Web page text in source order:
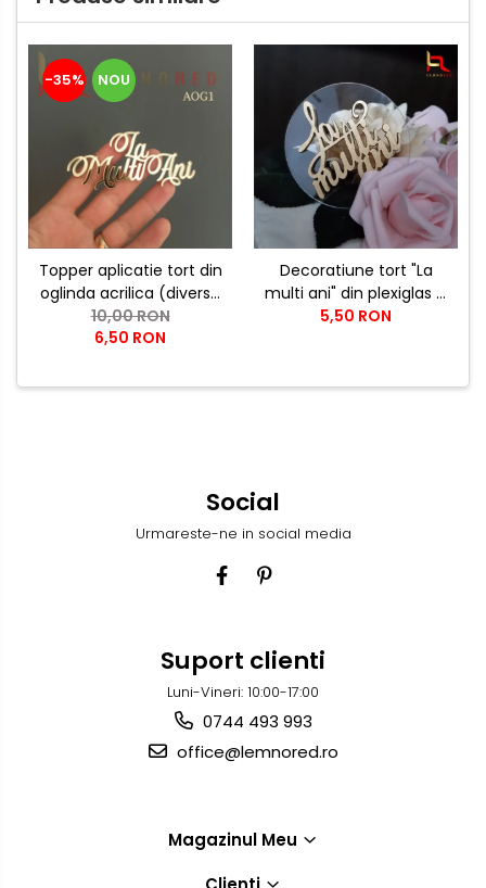
-35% NOU
Topper aplicatie tort din
oglinda acrilica (diverse
modele) - PRODUSUL
LUNII
10,00 RON
6,50 RON
Decoratiune tort "La
multi ani" din plexiglas si
lemn
5,50 RON
Social
Urmareste-ne in social media
Suport clienti
Luni-Vineri: 10:00-17:00
0744 493 993
office@lemnored.ro
Magazinul Meu